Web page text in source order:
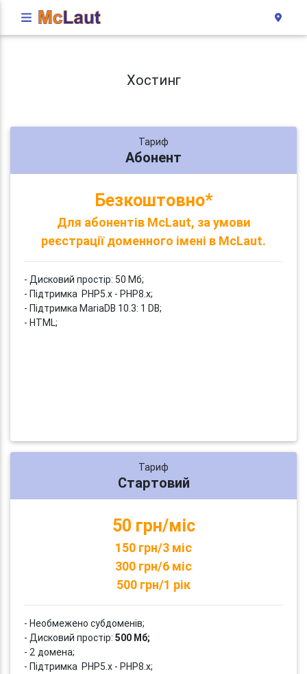
Хостинг
Тариф
Абонент
Безкоштовно*
Для абонентів McLaut, за умови
реєстрації доменного імені в McLaut.
- Дисковий простір: 50 Мб;
- Підтримка PHP5.x - PHP8.x;
- Підтримка MariaDB 10.3: 1 DB;
- HTML;
Тариф
Стартовий
50 грн/міс
150 грн/3 міс
300 грн/6 міс
500 грн/1 рік
- Необмежено субдоменів;
- Дисковий простір: 500 Мб;
- 2 домена;
- Підтримка PHP5.x - PHP8.x;